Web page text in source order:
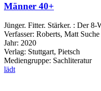
Männer 40+
Jünger. Fitter. Stärker. : Der
Verfasser: Roberts, Matt
Jahr: 2020
Verlag: Stuttgart, Pietsch
Mediengruppe: Sachliteratur
lädt